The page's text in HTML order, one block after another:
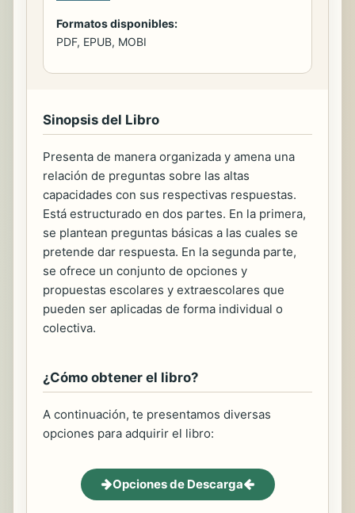
Formatos disponibles:
PDF, EPUB, MOBI
Sinopsis del Libro
Presenta de manera organizada y amena una
relación de preguntas sobre las altas
capacidades con sus respectivas respuestas.
Está estructurado en dos partes. En la primera,
se plantean preguntas básicas a las cuales se
pretende dar respuesta. En la segunda parte,
se ofrece un conjunto de opciones y
propuestas escolares y extraescolares que
pueden ser aplicadas de forma individual o
colectiva.
¿Cómo obtener el libro?
A continuación, te presentamos diversas
opciones para adquirir el libro:
Opciones de Descarga